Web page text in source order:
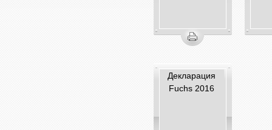
Декларация
Fuchs 2016